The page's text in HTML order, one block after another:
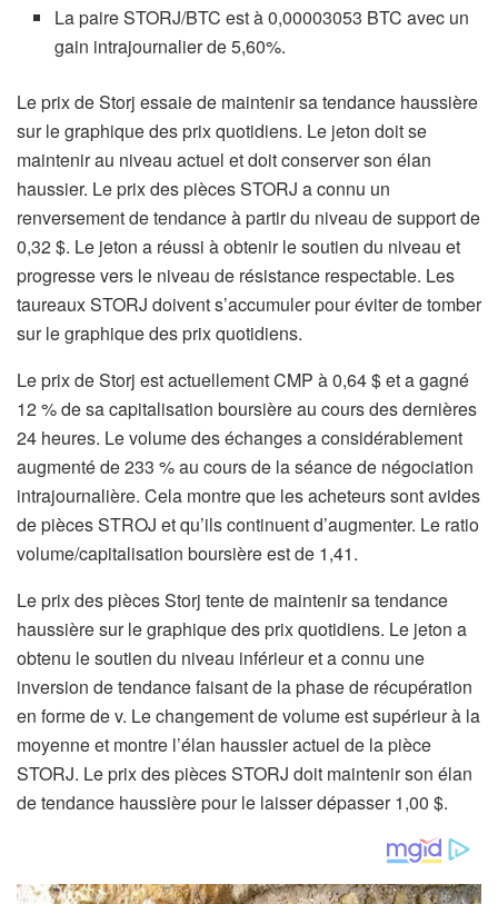
La paire STORJ/BTC est à 0,00003053 BTC avec un
gain intrajournalier de 5,60%.
Le prix de Storj essaie de maintenir sa tendance haussière
sur le graphique des prix quotidiens. Le jeton doit se
maintenir au niveau actuel et doit conserver son élan
haussier. Le prix des pièces STORJ a connu un
renversement de tendance à partir du niveau de support de
0,32 $. Le jeton a réussi à obtenir le soutien du niveau et
progresse vers le niveau de résistance respectable. Les
taureaux STORJ doivent s’accumuler pour éviter de tomber
sur le graphique des prix quotidiens.
Le prix de Storj est actuellement CMP à 0,64 $ et a gagné
12 % de sa capitalisation boursière au cours des dernières
24 heures. Le volume des échanges a considérablement
augmenté de 233 % au cours de la séance de négociation
intrajournalière. Cela montre que les acheteurs sont avides
de pièces STROJ et qu’ils continuent d’augmenter. Le ratio
volume/capitalisation boursière est de 1,41.
Le prix des pièces Storj tente de maintenir sa tendance
haussière sur le graphique des prix quotidiens. Le jeton a
obtenu le soutien du niveau inférieur et a connu une
inversion de tendance faisant de la phase de récupération
en forme de v. Le changement de volume est supérieur à la
moyenne et montre l’élan haussier actuel de la pièce
STORJ. Le prix des pièces STORJ doit maintenir son élan
de tendance haussière pour le laisser dépasser 1,00 $.